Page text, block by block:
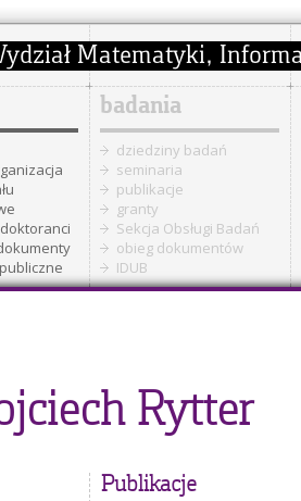
badania
dziedziny badań
seminaria
publikacje
granty
Sekcja Obsługi Badań
obieg dokumentów
IDUB
Rytter
Publikacje